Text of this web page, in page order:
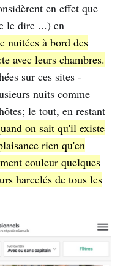
en effet que
le dire ...) en
nuitées à bord des
avec leurs chambres.
sur ces sites -
nuits comme
le tout, en restant
on sait qu'il existe
rien qu'en
couleur quelques
harcelés de tous les